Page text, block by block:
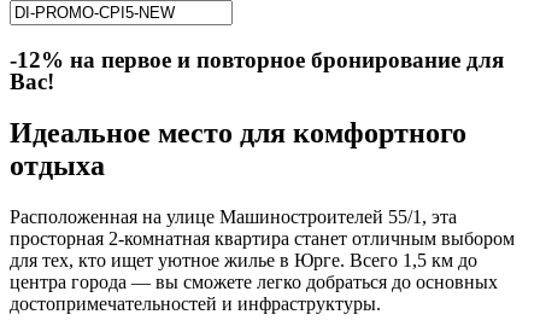
-12% на первое и повторное бронирование для
Вас!
Идеальное место для комфортного
отдыха
Расположенная на улице Машиностроителей 55/1, эта
просторная 2-комнатная квартира станет отличным выбором
для тех, кто ищет уютное жилье в Юрге. Всего 1,5 км до
центра города — вы сможете легко добраться до основных
достопримечательностей и инфраструктуры.